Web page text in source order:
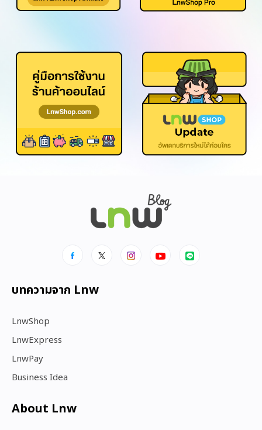
บทความจาก Lnw
LnwShop
LnwExpress
LnwPay
Business Idea
About Lnw​